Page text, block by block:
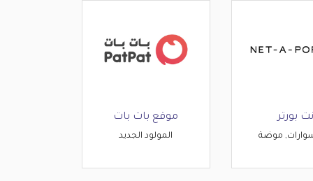
نت بورتر
موضة
موقع بات بات
المولود الجديد